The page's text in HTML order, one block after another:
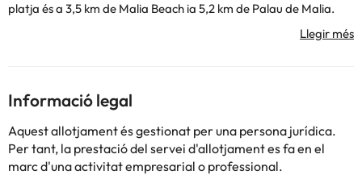
platja és a 3,5 km de Malia Beach ia 5,2 km de Palau de Malia.
Relax't a la platja privada o aprofita les altres instal·lacions
recreatives, que inclouen una piscina exterior de temporada.
caixa forta a recepció a la teva disposició. Pagant un petit
suplement podràs aprofitar prestacions com a servei de
transport a 'aeroport (anada i tornada) de pagament i
aparcament sense assistència gratuït. En aquest hotel tens un
restaurant i una cafeteria a la teva disposició per menjar alguna
Informació legal
Aquest allotjament és gestionat per una persona jurídica.
Per tant, la prestació del servei d'allotjament es fa en el
marc d'una activitat empresarial o professional.